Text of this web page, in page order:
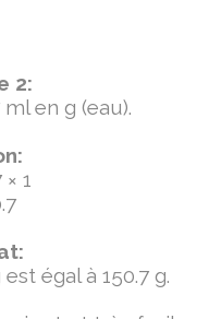
2:
en g (eau).
× 1
égal à 150.7 g.